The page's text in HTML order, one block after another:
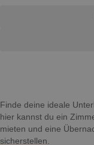
Finde deine ideale
hier kannst du ein
mieten und eine
sicherstellen.